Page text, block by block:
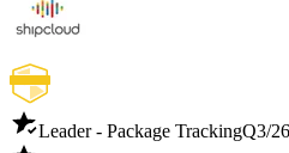
Leader - Package TrackingQ3/26